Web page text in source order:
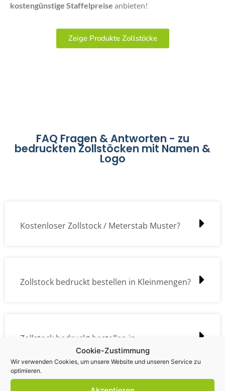
Cookie-Zustimmung
Wir verwenden Cookies, um unsere Website und unseren Service zu
optimieren.
kostengünstige Staffelpreise anbieten!
Zeige Produkte Zollstöcke
FAQ Fragen & Antworten - zu
bedruckten Zollstöcken mit Namen &
Logo
Kostenloser Zollstock / Meterstab Muster?
Zollstock bedruckt bestellen in Kleinmengen?
Zollstock bedruckt bestellen in